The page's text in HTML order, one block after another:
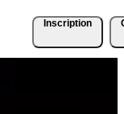
Inscription